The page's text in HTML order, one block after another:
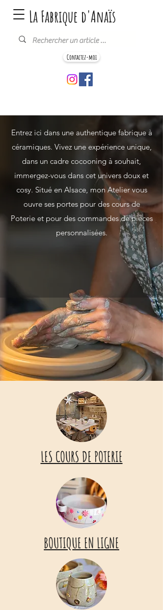
Contactez-moi
La Fabrique d'Anaïs
Entrez ici dans une authentique fabrique à
céramiques. Vivez une expérience unique,
dans un cadre cocooning à souhait,
immergez-vous dans cet univers doux et
cosy. Situé en Alsace, mon Atelier vous
ouvre ses portes pour des cours de
Poterie et pour des commandes de pièces
personnalisées.
LES COURS DE POTERIE
BOUTIQUE EN LIGNE